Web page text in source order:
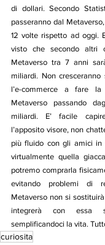
di dollari. Secondo
passeranno dal
12 volte rispetto ad oggi.
visto che secondo altri
Metaverso tra 7 anni
miliardi. Non
l’e-commerce a fare
Metaverso passando
miliardi. E’ facile
l’apposito visore, non
più fluido con gli amici in
virtualmente quella
potremo comprarla
evitando problemi di
Metaverso non si
integrerà con essa
semplificandoci la vita.
curiosita